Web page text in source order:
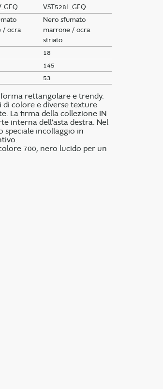
VST528L_GEQ
/ ocra
Nero sfumato
marrone / ocra
striato
18
145
53
rettangolare e trendy.
di colore e diverse texture
La firma della collezione IN
interna dell’asta destra. Nel
speciale incollaggio in
700, nero lucido per un